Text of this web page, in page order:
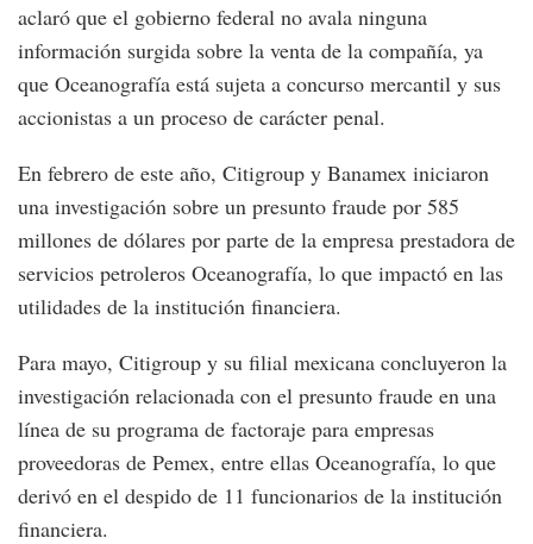
aclaró que el gobierno federal no avala ninguna
información surgida sobre la venta de la compañía, ya
que Oceanografía está sujeta a concurso mercantil y sus
accionistas a un proceso de carácter penal.
En febrero de este año, Citigroup y Banamex iniciaron
una investigación sobre un presunto fraude por 585
millones de dólares por parte de la empresa prestadora de
servicios petroleros Oceanografía, lo que impactó en las
utilidades de la institución financiera.
Para mayo, Citigroup y su filial mexicana concluyeron la
investigación relacionada con el presunto fraude en una
línea de su programa de factoraje para empresas
proveedoras de Pemex, entre ellas Oceanografía, lo que
derivó en el despido de 11 funcionarios de la institución
financiera.